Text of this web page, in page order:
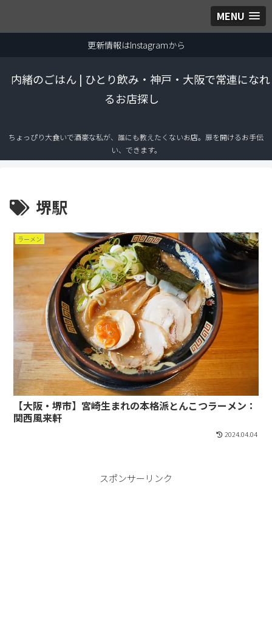
MENU
内緒のごはん | ひとり飲み・神戸・大阪で常連になれ
るお店探し
ちょっぴり大食いで酒豪な私が、誰にも教えたくないお店。扉を開けるお手伝
い、できます。
更新情報はInstagramから
堺駅
ラーメン
【大阪・堺市】宮崎生まれの本格派とんこつラーメン：
関西風来軒
2024.04.04
スポンサーリンク